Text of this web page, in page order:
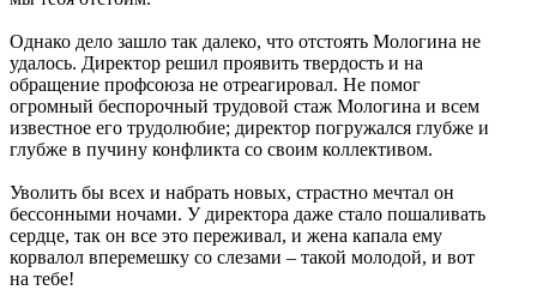
Однако дело зашло так далеко, что отстоять Мологина не
удалось. Директор решил проявить твердость и на
обращение профсоюза не отреагировал. Не помог
огромный беспорочный трудовой стаж Мологина и всем
известное его трудолюбие; директор погружался глубже и
глубже в пучину конфликта со своим коллективом.
Уволить бы всех и набрать новых, страстно мечтал он
бессонными ночами. У директора даже стало пошаливать
сердце, так он все это переживал, и жена капала ему
корвалол вперемешку со слезами – такой молодой, и вот
на тебе!